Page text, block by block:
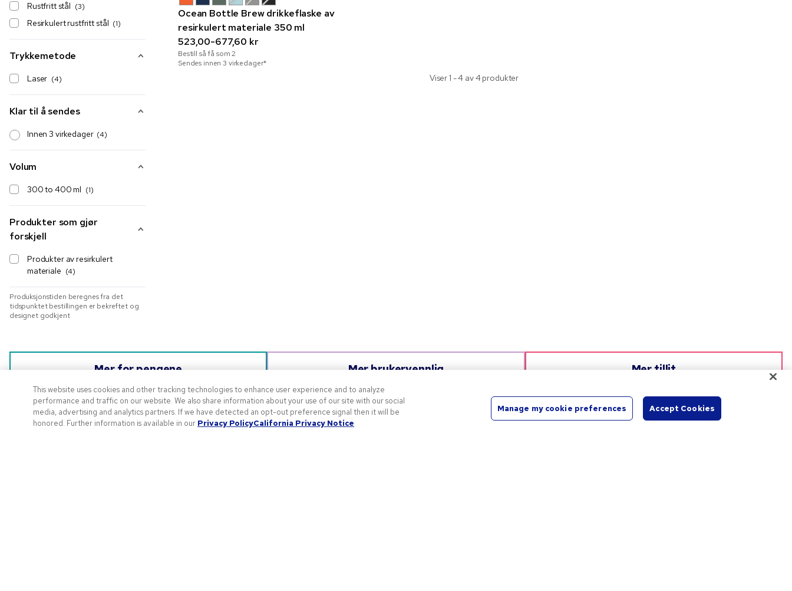
Rustfritt stål (3)
Resirkulert rustfritt stål (1)
Trykkemetode
Laser (4)
Klar til å sendes
Innen 3 virkedager (4)
Volum
300 to 400 ml (1)
Produkter som gjør
forskjell
Produkter av resirkulert
materiale (4)
Produksjonstiden beregnes fra det
tidspunktet bestillingen er bekreftet og
designet godkjent
Ocean Bottle Brew drikkeflaske av
resirkulert materiale 350 ml
523,00-677,60 kr
Bestill så få som2
Sendes innen 3 virkedager*
Viser 1 - 4 av 4 produkter
Mer for pengene
Merkeprofilering som holder tidsfrist og budsjett med kort
behandlingstid, fleksible bestillinger og lavprisgaranti.
Mer brukervennlig
Med nøye utvalgte produkter og enkle løsninger for
tilpasning er det lett å bestille akkurat det du vil ha.
Mer tillit
realisere merkevaren sin med vårt Løfte om perfekt trykk.
This website uses cookies and other tracking technologies to enhance user experience and to analyze
performance and traffic on our website. We also share information about your use of our site with our social
media, advertising and analytics partners. If we have detected an opt-out preference signal then it will be
honored. Further information is available in our Privacy PolicyCalifornia Privacy Notice
Manage my cookie preferences Accept Cookies